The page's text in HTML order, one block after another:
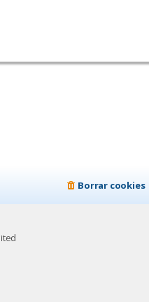
Borrar cookies